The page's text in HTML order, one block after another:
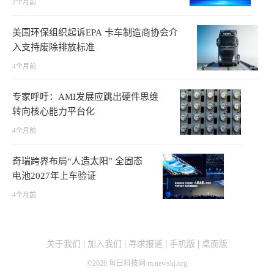
2个月前
美国环保组织起诉EPA 卡车制造商协会介
入支持废除排放标准
4个月前
专家呼吁：AMI发展应跳出硬件思维
转向核心能力平台化
4个月前
奇瑞跨界布局“人造太阳” 全固态
电池2027年上车验证
4个月前
关于我们 加入我们 寻求报道 手机版 桌面版
©2026 每日科技网 m.newskj.org